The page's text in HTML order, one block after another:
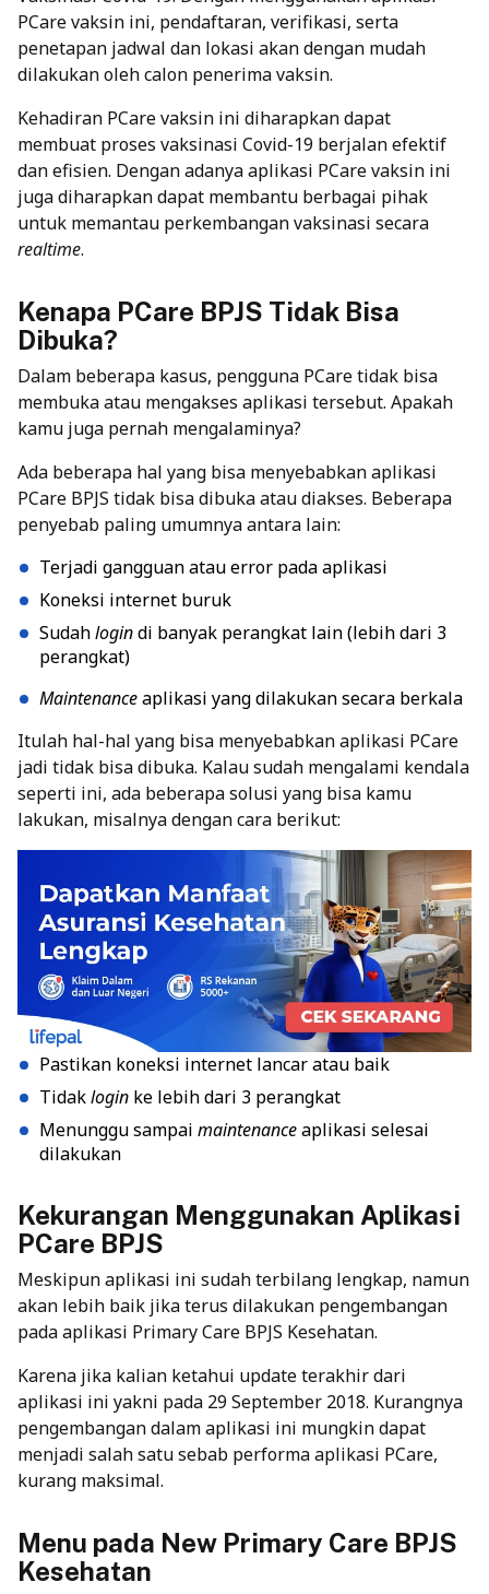
PCare vaksin ini, pendaftaran, verifikasi, serta
penetapan jadwal dan lokasi akan dengan mudah
dilakukan oleh calon penerima vaksin.
Kehadiran PCare vaksin ini diharapkan dapat
membuat proses vaksinasi Covid-19 berjalan efektif
dan efisien. Dengan adanya aplikasi PCare vaksin ini
juga diharapkan dapat membantu berbagai pihak
untuk memantau perkembangan vaksinasi secara
realtime.
Kenapa PCare BPJS Tidak Bisa
Dibuka?
Dalam beberapa kasus, pengguna PCare tidak bisa
membuka atau mengakses aplikasi tersebut. Apakah
kamu juga pernah mengalaminya?
Ada beberapa hal yang bisa menyebabkan aplikasi
PCare BPJS tidak bisa dibuka atau diakses. Beberapa
penyebab paling umumnya antara lain:
Terjadi gangguan atau error pada aplikasi
Koneksi internet buruk
Sudahlogindi banyak perangkat lain (lebih dari 3
perangkat)
Maintenanceaplikasi yang dilakukan secara berkala
Itulah hal-hal yang bisa menyebabkan aplikasi PCare
jadi tidak bisa dibuka. Kalau sudah mengalami kendala
seperti ini, ada beberapa solusi yang bisa kamu
lakukan, misalnya dengan cara berikut:
Pastikan koneksi internet lancar atau baik
Tidaklogin ke lebih dari 3 perangkat
Menunggu sampai maintenanceaplikasi selesai
dilakukan
Kekurangan Menggunakan Aplikasi
PCare BPJS
Meskipun aplikasi ini sudah terbilang lengkap, namun
akan lebih baik jika terus dilakukan pengembangan
pada aplikasi Primary Care BPJS Kesehatan.
Karena jika kalian ketahui update terakhir dari
aplikasi ini yakni pada 29 September 2018. Kurangnya
pengembangan dalam aplikasi ini mungkin dapat
menjadi salah satu sebab performa aplikasi PCare,
kurang maksimal.
Menu pada New Primary Care BPJS
Kesehatan